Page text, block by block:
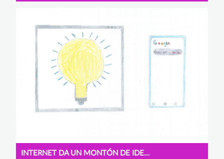
INTERNET DA UN MONTÓN DE IDEAS